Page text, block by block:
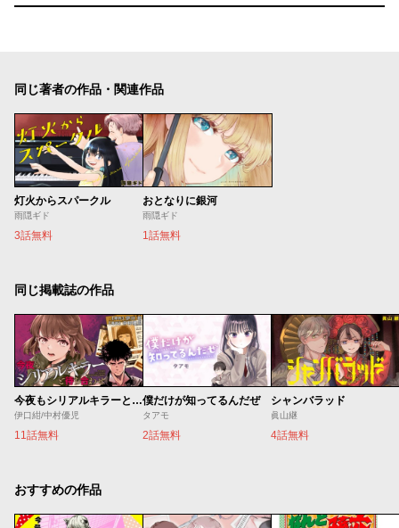
同じ著者の作品・関連作品
灯火からスパークル
雨隠ギド
3話無料
おとなりに銀河
雨隠ギド
1話無料
同じ掲載誌の作品
今夜もシリアルキラーと待ち合わせ
伊口紺/中村優児
11話無料
僕だけが知ってるんだぜ
タアモ
2話無料
シャンバラッド
眞山継
4話無料
おすすめの作品